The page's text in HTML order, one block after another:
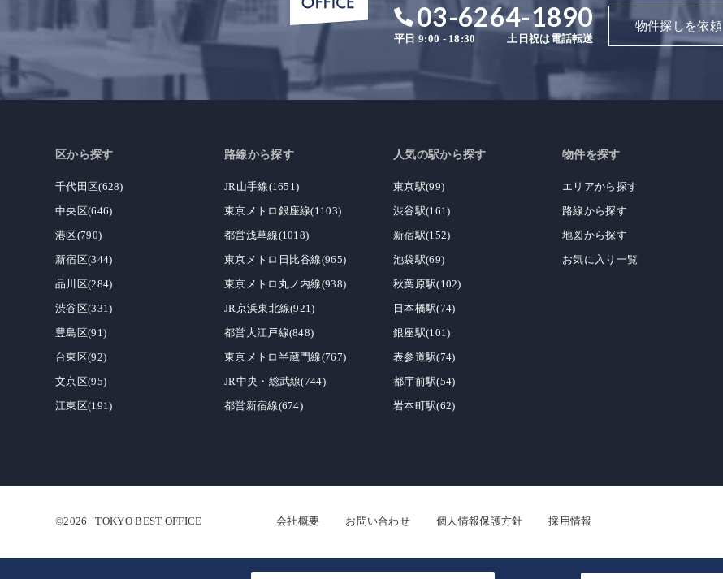
03-6264-1890
平日 9:00 - 18:30 土日祝は電話転送
物件探しを依頼
区から探す
千代田区(628)
中央区(646)
港区(790)
新宿区(344)
品川区(284)
渋谷区(331)
豊島区(91)
台東区(92)
文京区(95)
江東区(191)
路線から探す
JR山手線(1651)
東京メトロ銀座線(1103)
都営浅草線(1018)
東京メトロ日比谷線(965)
東京メトロ丸ノ内線(938)
JR京浜東北線(921)
都営大江戸線(848)
東京メトロ半蔵門線(767)
JR中央・総武線(744)
都営新宿線(674)
人気の駅から探す
東京駅(99)
渋谷駅(161)
新宿駅(152)
池袋駅(69)
秋葉原駅(102)
日本橋駅(74)
銀座駅(101)
表参道駅(74)
都庁前駅(54)
岩本町駅(62)
物件を探す
エリアから探す
路線から探す
地図から探す
お気に入り一覧
会社概要 お問い合わせ 個人情報保護方針 採用情報
©2026TOKYO BEST OFFICE